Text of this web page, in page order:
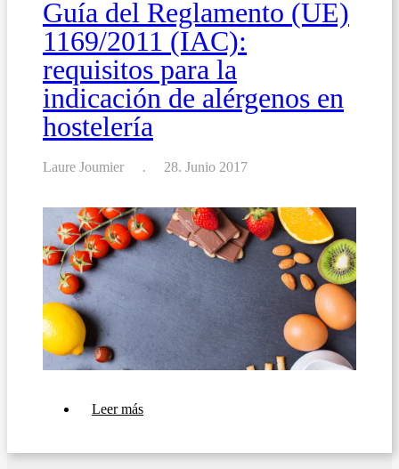
Guía del Reglamento (UE)
1169/2011 (IAC):
requisitos para la
indicación de alérgenos en
hostelería
Laure Joumier 28. Junio 2017
Leer más
Reglamento